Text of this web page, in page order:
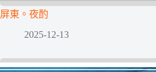
屏東。夜酌
2025-12-13